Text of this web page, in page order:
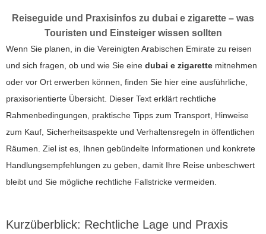
Reiseguide und Praxisinfos zu dubai e zigarette – was
Touristen und Einsteiger wissen sollten
Wenn Sie planen, in die Vereinigten Arabischen Emirate zu reisen
und sich fragen, ob und wie Sie eine dubai e zigarette mitnehmen
oder vor Ort erwerben können, finden Sie hier eine ausführliche,
praxisorientierte Übersicht. Dieser Text erklärt rechtliche
Rahmenbedingungen, praktische Tipps zum Transport, Hinweise
zum Kauf, Sicherheitsaspekte und Verhaltensregeln in öffentlichen
Räumen. Ziel ist es, Ihnen gebündelte Informationen und konkrete
Handlungsempfehlungen zu geben, damit Ihre Reise unbeschwert
bleibt und Sie mögliche rechtliche Fallstricke vermeiden.
Kurzüberblick: Rechtliche Lage und Praxis